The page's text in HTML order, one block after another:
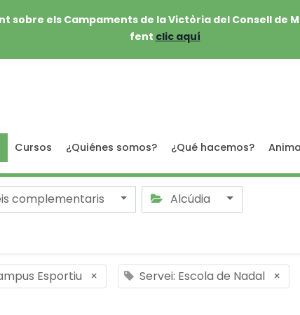
els Campaments de la Victòria del Consell de
fent clic aquí
Cursos ¿Quiénes somos? ¿Qué hacemos?
complementaris
Alcúdia
Esportiu × Servei: Escola de Nadal ×